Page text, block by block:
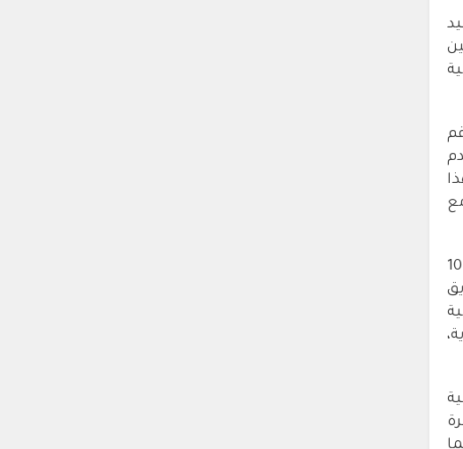
السيد
كما تضمن جدول أعمال اللجنة مقترح قانون آخر ذو أهمية بالغة، وهو مقترح قانون بتتميم المادة 10